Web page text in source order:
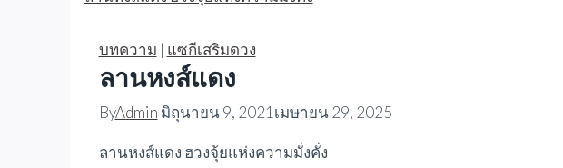
บทความ | แซกีเสริมดวง
ลานหงส์แดง
ByAdmin มิถุนายน 9, 2021 เมษายน 29, 2025
ลานหงส์แดง ฮวงจุ้ยแห่งความมั่งคั่ง